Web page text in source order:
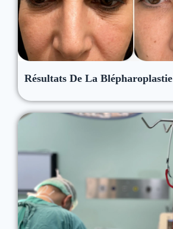
Résultats De La Blépharoplastie